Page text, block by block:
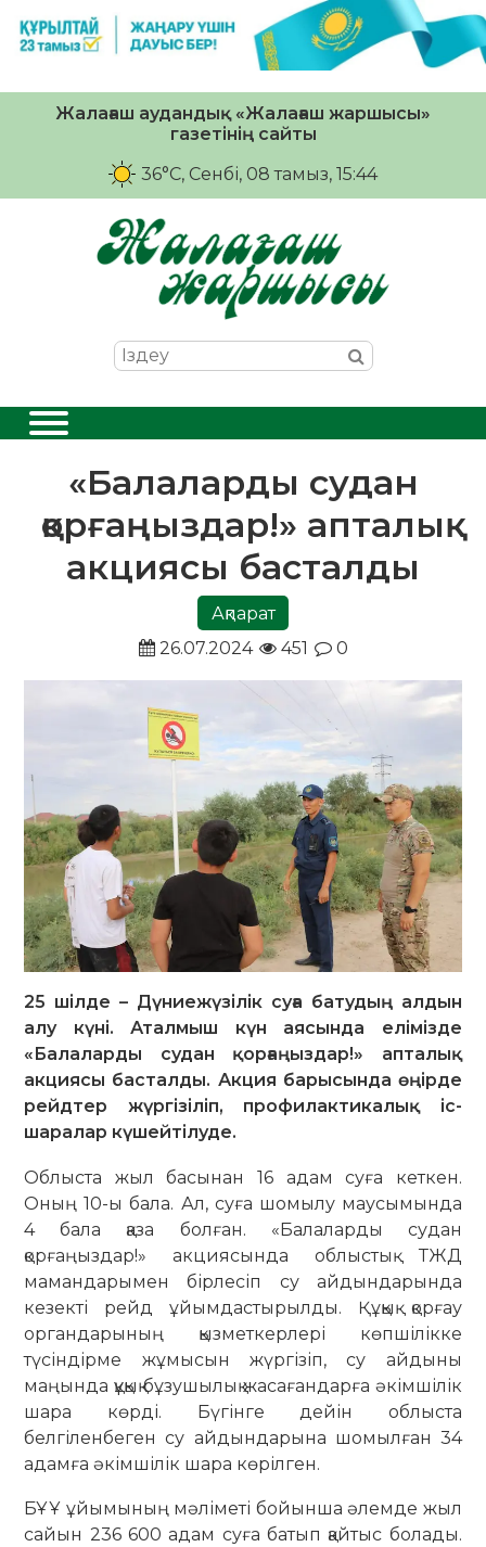
Жалағаш аудандық «Жалағаш жаршысы»
газетінің сайты
36°C, Сенбі, 08 тамыз, 15:44
«Балаларды судан
қорғаңыздар!» апталық
акциясы басталды
Ақпарат
26.07.2024
451 0
25 шілде – Дүниежүзілік суға батудың алдын
алу күні. Аталмыш күн аясында елімізде
«Балаларды судан қорғаңыздар!» апталық
акциясы басталды. Акция барысында өңірде
рейдтер жүргізіліп, профилактикалық іс-
шаралар күшейтілуде.
Облыста жыл басынан 16 адам суға кеткен.
Оның 10-ы бала. Ал, суға шомылу маусымында
4 бала қаза болған. «Балаларды судан
қорғаңыздар!» акциясында облыстық ТЖД
мамандарымен бірлесіп су айдындарында
кезекті рейд ұйымдастырылды. Құқық қорғау
органдарының қызметкерлері көпшілікке
түсіндірме жұмысын жүргізіп, су айдыны
маңында құқық бұзушылық жасағандарға әкімшілік
шара көрді. Бүгінге дейін облыста
белгіленбеген су айдындарына шомылған 34
адамға әкімшілік шара көрілген.
БҰҰ ұйымының мәліметі бойынша әлемде жыл
сайын 236 600 адам суға батып қайтыс болады.